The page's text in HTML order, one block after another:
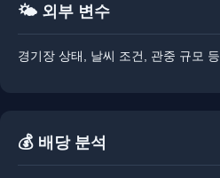
🌤️ 외부 변수
경기장 상태, 날씨 조건, 관중 규모
💰 배당 분석